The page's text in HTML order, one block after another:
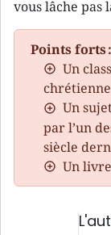
vous lâche pas
Points forts :
Un
chrétienne
Un
par l’un
siècle
Un